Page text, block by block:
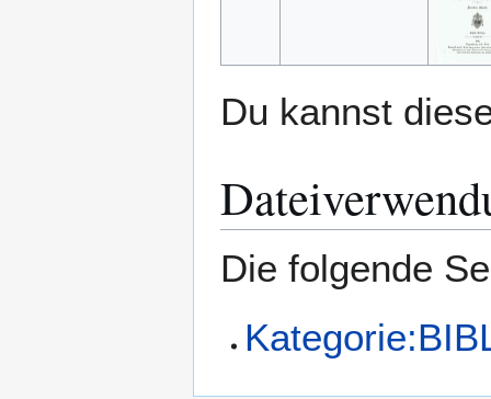
Du kannst
Die folgende